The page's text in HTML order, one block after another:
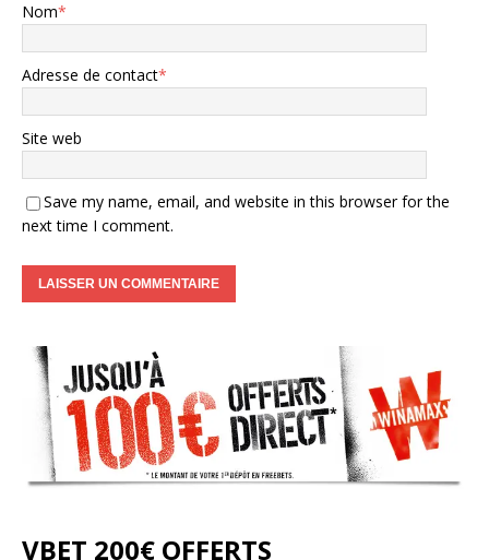
Nom*
Adresse de contact*
Site web
Save my name, email, and website in this browser for the
next time I comment.
VBET 200€ OFFERTS